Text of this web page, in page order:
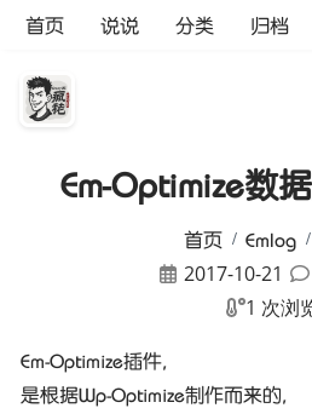
首页 说说 分类 归档
Em-Optimize数
首页 Emlog
2017-10-21
1 次浏
Em-Optimize插件,
是根据Wp-Optimize制作而来的,